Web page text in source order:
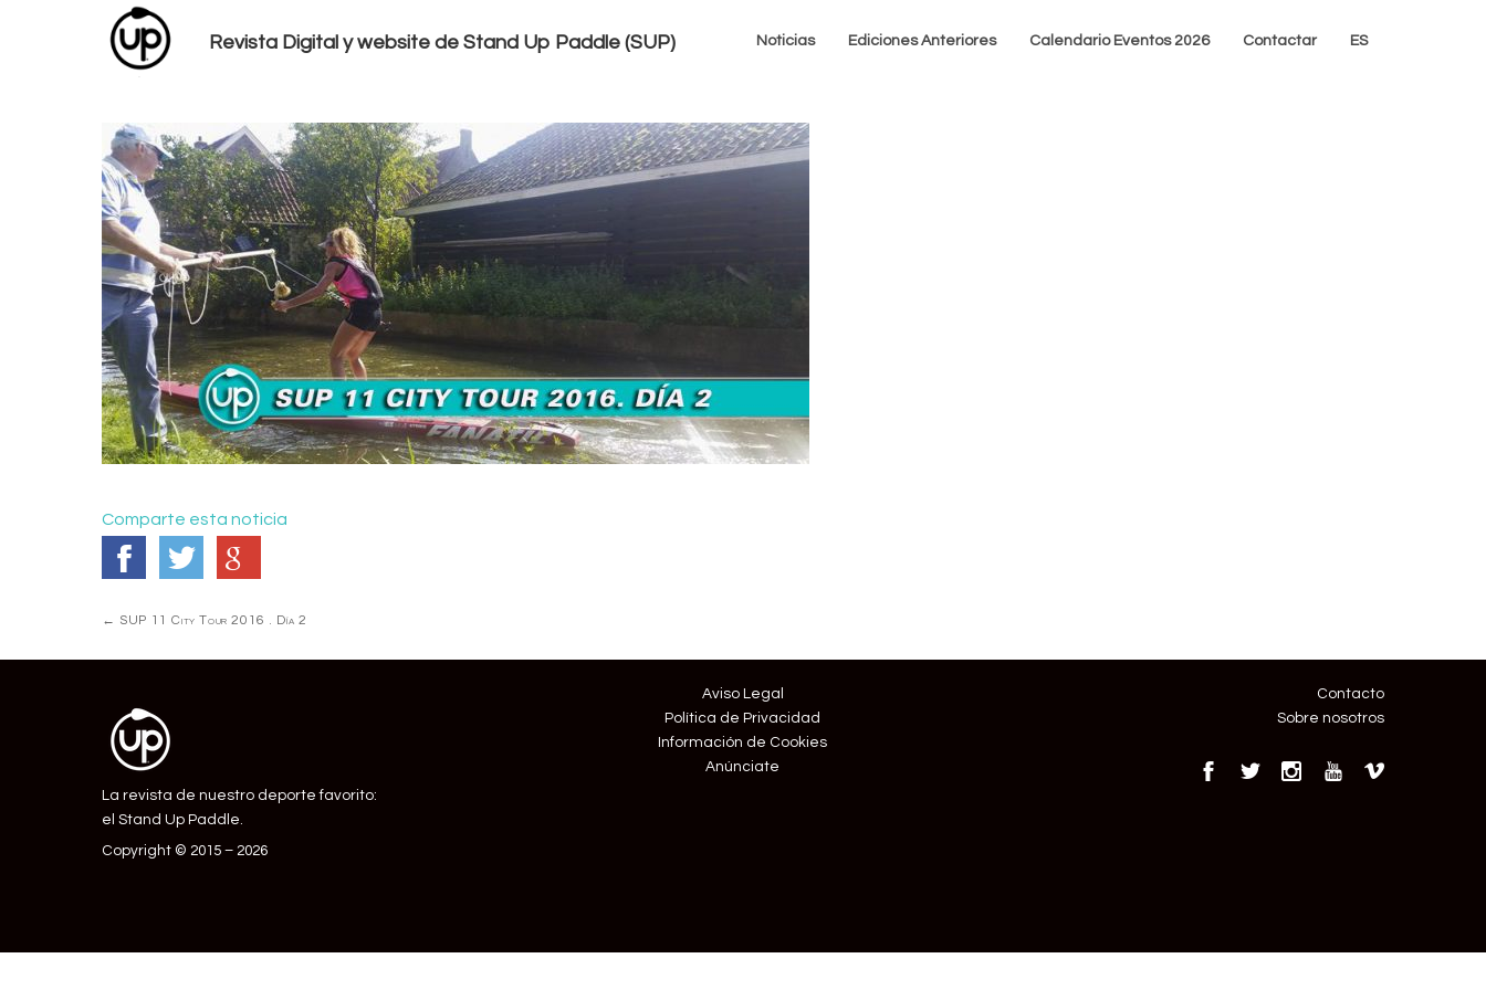
Revista Digital y website de Stand Up Paddle (SUP) Noticias Ediciones Anteriores Calendario Eventos 2026 Contactar ES
Comparte esta noticia
Navegación
← SUP 11 City Tour 2016 . Día 2
La revista de nuestro deporte favorito:
el Stand Up Paddle.
Copyright © 2015 – 2026
Aviso Legal
Política de Privacidad
Información de Cookies
Anúnciate
Contacto
Sobre nosotros